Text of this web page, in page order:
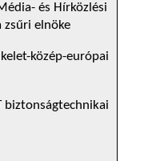
és Hírközlési
zsűri elnöke
közép-európai
biztonságtechnikai